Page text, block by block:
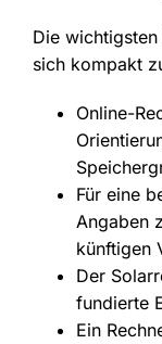
Die
sich kompakt
Online-
Für eine
Angaben
künftigen
Der
fundierte
Ein